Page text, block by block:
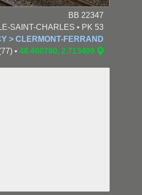
BB 22347
SAINT-CHARLES • PK 53
> CLERMONT-FERRAND
• 48.460780, 2.713409